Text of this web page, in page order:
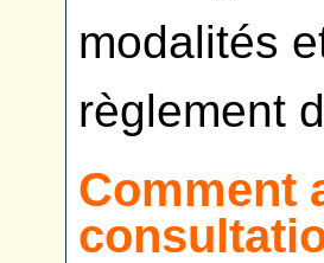
modalités
règlement
Comment